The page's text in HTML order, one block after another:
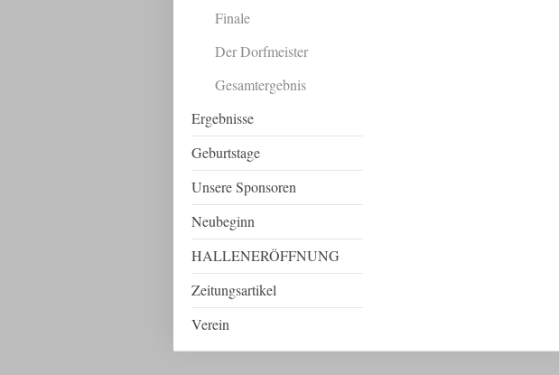
Finale
Der Dorfmeister
Gesamtergebnis
Ergebnisse
Geburtstage
Unsere Sponsoren
Neubeginn
HALLENERÖFFNUNG
Zeitungsartikel
Verein